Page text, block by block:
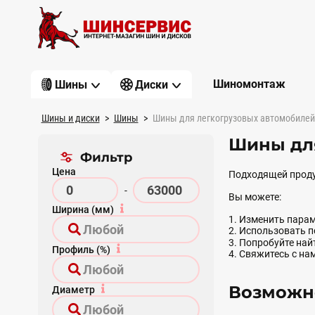
Шины Диски Шиномонтаж
Шины и диски Шины Шины для легкогрузовых автомобилей
Фильтр
Цена
-
Ширина (мм)
Профиль (%)
Диаметр
Шины
Подходящей
Вы можете:
1. Изменить
2. Использовать
3. Попробуйте
4. Свяжитесь с